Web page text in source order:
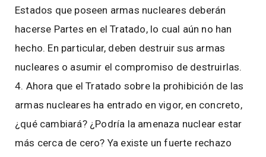
Estados que poseen armas nucleares deberán
hacerse Partes en el Tratado, lo cual aún no han
hecho. En particular, deben destruir sus armas
nucleares o asumir el compromiso de destruirlas.
4. Ahora que el Tratado sobre la prohibición de las
armas nucleares ha entrado en vigor, en concreto,
¿qué cambiará? ¿Podría la amenaza nuclear estar
más cerca de cero? Ya existe un fuerte rechazo